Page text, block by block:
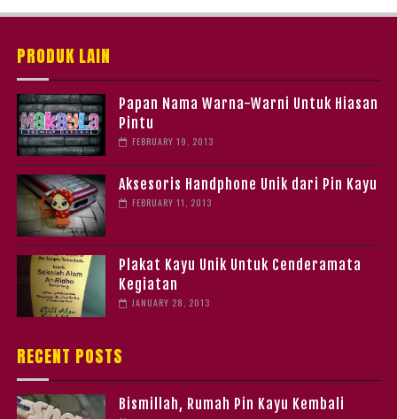
PRODUK LAIN
Papan Nama Warna-Warni Untuk Hiasan
Pintu
FEBRUARY 19, 2013
Aksesoris Handphone Unik dari Pin Kayu
FEBRUARY 11, 2013
Plakat Kayu Unik Untuk Cenderamata
Kegiatan
JANUARY 28, 2013
RECENT POSTS
Bismillah, Rumah Pin Kayu Kembali